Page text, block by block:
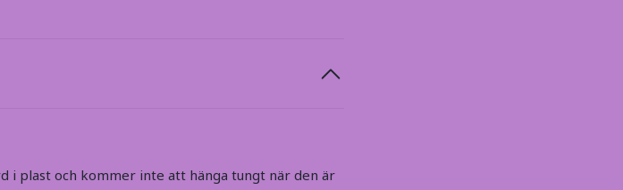
i plast och kommer inte att hänga tungt när den är